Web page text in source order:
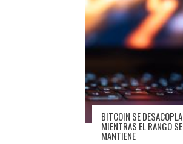
BITCOIN SE DESACOPLA
MIENTRAS EL RANGO SE
MANTIENE